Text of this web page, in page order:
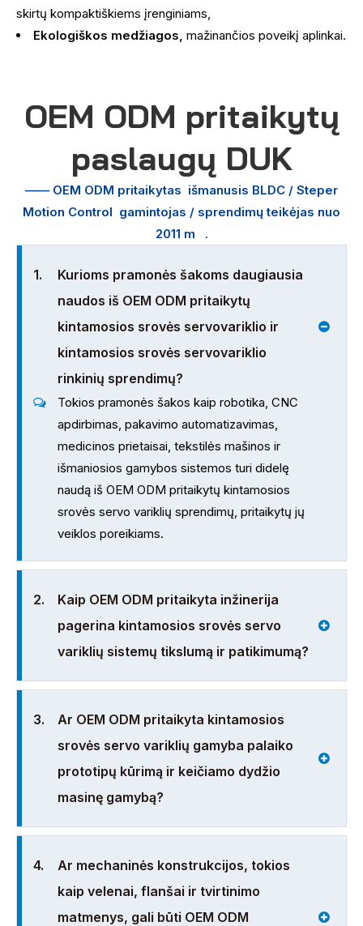
skirtų kompaktiškiems įrenginiams,
Ekologiškos medžiagos, mažinančios poveikį aplinkai.
OEM ODM pritaikytų
paslaugų DUK
—— OEM ODM pritaikytas išmanusis BLDC / Steper
Motion Control gamintojas / sprendimų teikėjas nuo
2011 m
.
1.
Kurioms pramonės šakoms daugiausia
naudos iš OEM ODM pritaikytų
kintamosios srovės servovariklio ir
kintamosios srovės servovariklio
rinkinių sprendimų?
Tokios pramonės šakos kaip robotika, CNC
apdirbimas, pakavimo automatizavimas,
medicinos prietaisai, tekstilės mašinos ir
išmaniosios gamybos sistemos turi didelę
naudą iš OEM ODM pritaikytų kintamosios
srovės servo variklių sprendimų, pritaikytų jų
veiklos poreikiams.
2.
Kaip OEM ODM pritaikyta inžinerija
pagerina kintamosios srovės servo
variklių sistemų tikslumą ir patikimumą?
3.
Ar OEM ODM pritaikyta kintamosios
srovės servo variklių gamyba palaiko
prototipų kūrimą ir keičiamo dydžio
masinę gamybą?
4.
Ar mechaninės konstrukcijos, tokios
kaip velenai, flanšai ir tvirtinimo
matmenys, gali būti OEM ODM